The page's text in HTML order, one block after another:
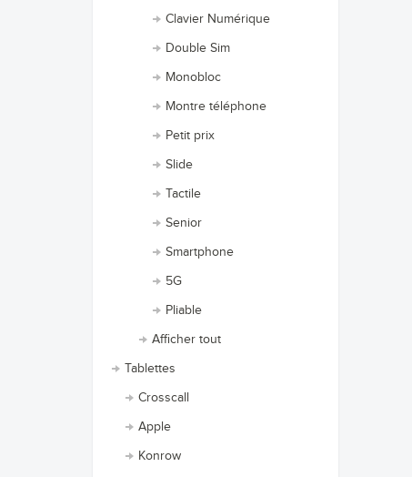
Clavier Numérique
Double Sim
Monobloc
Montre téléphone
Petit prix
Slide
Tactile
Senior
Smartphone
5G
Pliable
Afficher tout
Tablettes
Crosscall
Apple
Konrow